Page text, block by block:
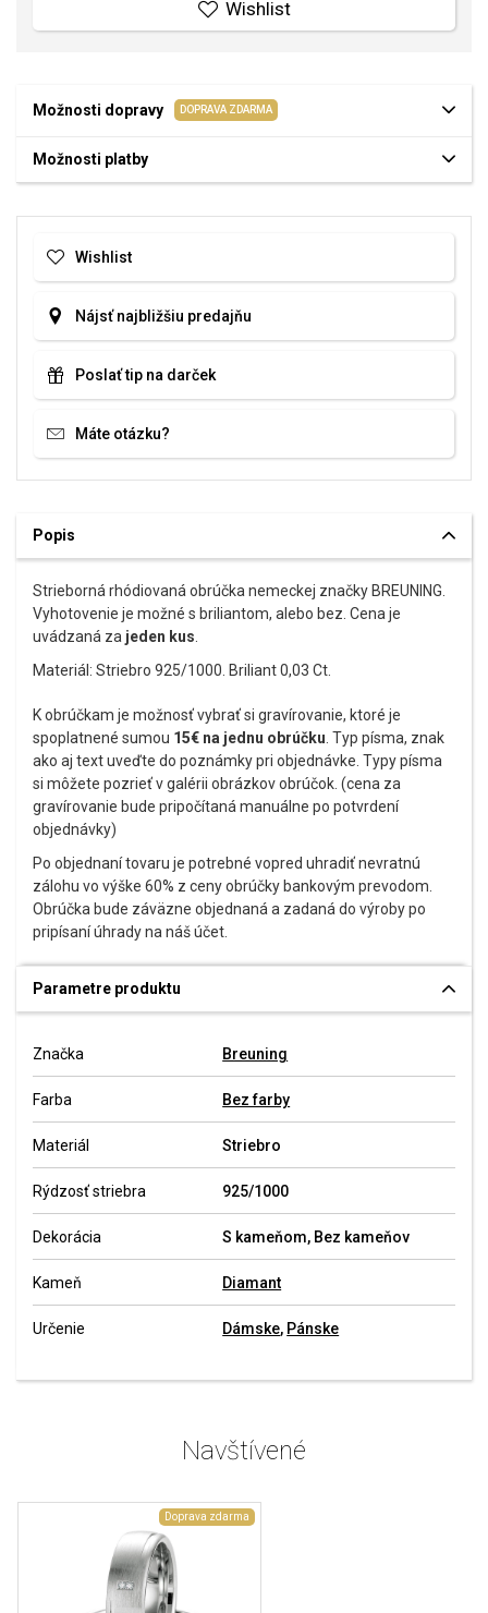
Wishlist
Možnosti dopravy DOPRAVA ZDARMA
Možnosti platby
Wishlist
Nájsť najbližšiu predajňu
Poslať tip na darček
Máte otázku?
Popis
Strieborná rhódiovaná obrúčka nemeckej značky BREUNING.
Vyhotovenie je možné s briliantom, alebo bez. Cena je
uvádzaná za jeden kus
Materiál: Striebro 925/1000. Briliant 0,03 Ct.
K obrúčkam je možnosť vybrať si gravírovanie, ktoré je
spoplatnené sumou 15€ na jednu obrúčku . Typ písma, znak
ako aj text uveďte do poznámky pri objednávke. Typy písma
si môžete pozrieť v galérii obrázkov obrúčok. (cena za
gravírovanie bude pripočítaná manuálne po potvrdení
objednávky)
Po objednaní tovaru je potrebné vopred uhradiť nevratnú
zálohu vo výške 60% z ceny obrúčky bankovým prevodom.
Obrúčka bude záväzne objednaná a zadaná do výroby po
pripísaní úhrady na náš účet.
Parametre produktu
Značka Breuning
Farba Bez farby
Materiál Striebro
Rýdzosť striebra 925/1000
Dekorácia S kameňom, Bez kameňov
Kameň Diamant
Určenie Dámske, Pánske
Navštívené
Doprava zdarma